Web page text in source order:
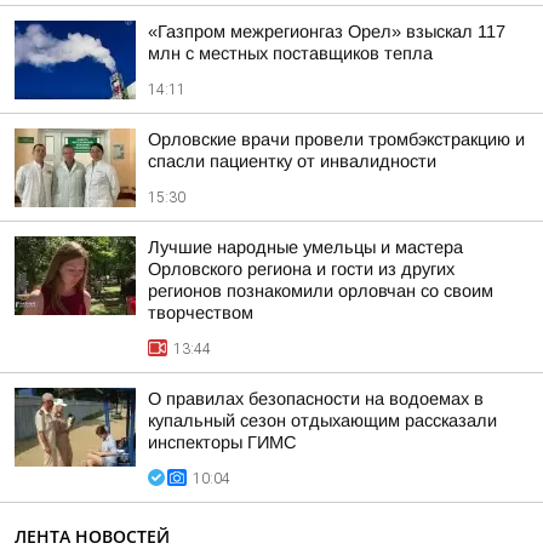
«Газпром межрегионгаз Орел» взыскал 117
млн с местных поставщиков тепла
14:11
Орловские врачи провели тромбэкстракцию и
спасли пациентку от инвалидности
15:30
Лучшие народные умельцы и мастера
Орловского региона и гости из других
регионов познакомили орловчан со своим
творчеством
13:44
О правилах безопасности на водоемах в
купальный сезон отдыхающим рассказали
инспекторы ГИМС
10:04
ЛЕНТА НОВОСТЕЙ